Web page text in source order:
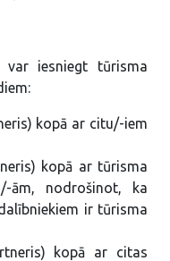
var iesniegt tūrisma
kopā ar citu/-iem
kopā ar tūrisma
ām, nodrošinot, ka
ir tūrisma
kopā ar citas